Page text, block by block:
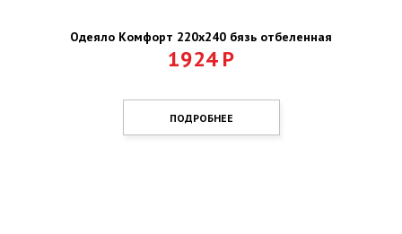
Одеяло Комфорт 220х240 бязь отбеленная
1924Р
ПОДРОБНЕЕ